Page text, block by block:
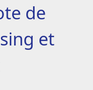
de
et